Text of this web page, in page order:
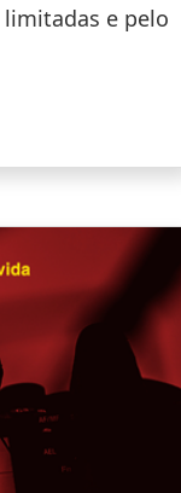
limitadas e pelo